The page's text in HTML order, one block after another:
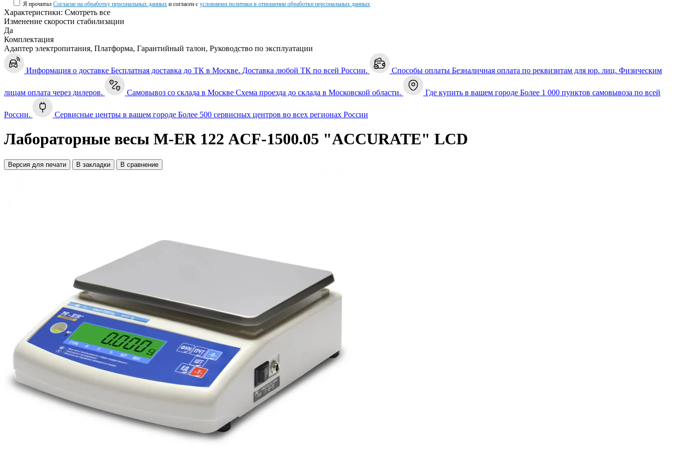
Я прочитал Согласие на обработку персональных данных и согласен с условиями политики в отношении обработки персональных данных
Характеристики: Смотреть все
Изменение скорости стабилизации
Да
Комплектация
Адаптер электропитания, Платформа, Гарантийный талон, Руководство по эксплуатации
Информация о доставке Бесплатная доставка до ТК в Москве. Доставка любой ТК по всей России. Способы оплаты Безналичная оплата по реквизитам для юр. лиц. Физическим
лицам оплата через дилеров. Самовывоз со склада в Москве Схема проезда до склада в Московской области. Где купить в вашем городе Более 1 000 пунктов самовывоза по всей
России. Сервисные центры в вашем городе Более 500 сервисных центров во всех регионах России
Лабораторные весы M-ER 122 АCF-1500.05 "ACCURATE" LСD
Версия для печати В закладки В сравнение